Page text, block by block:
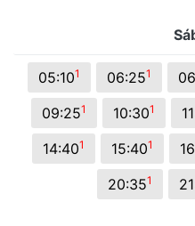
05:101 06:251
09:251 10:301
14:401 15:401
20:351